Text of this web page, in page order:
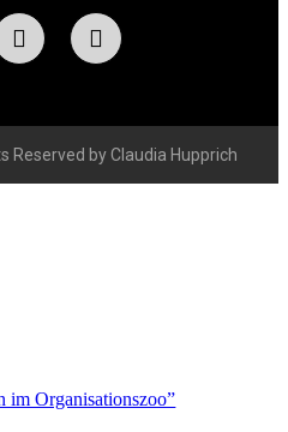
Reserved by Claudia Hupprich
im Organisationszoo”